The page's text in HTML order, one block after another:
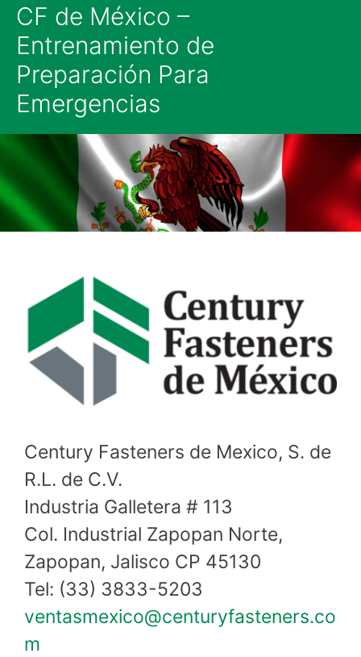
CF de México –
Entrenamiento de
Preparación Para
Emergencias
Century Fasteners de Mexico, S. de
R.L. de C.V.
Industria Galletera # 113
Col. Industrial Zapopan Norte,
Zapopan, Jalisco CP 45130
Tel: (33) 3833-5203
ventasmexico@centuryfasteners.co
m